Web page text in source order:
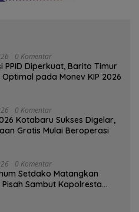
0 Komentar
PPID Diperkuat, Barito Timur
Optimal pada Monev KIP 2026
0 Komentar
Kotabaru Sukses Digelar,
Gratis Mulai Beroperasi
0 Komentar
Setdako Matangkan
Sambut Kapolresta